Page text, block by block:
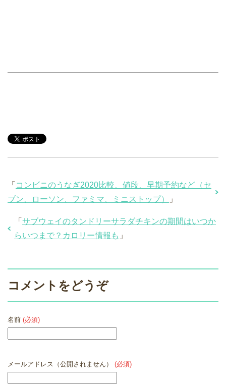
「 コンビニのうなぎ2020比較、値段、早期予約など（セ
ブン、ローソン、ファミマ、ミニストップ）
」
「 サブウェイのタンドリーサラダチキンの期間はいつか
らいつまで？カロリー情報も 」
コメントをどうぞ
名前 (必須)
メールアドレス（公開されません） (必須)